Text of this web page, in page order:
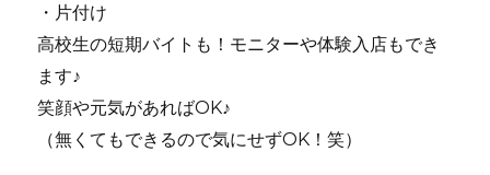
・片付け
高校生の短期バイトも！モニターや体験入店もでき
ます♪
笑顔や元気があればOK♪
（無くてもできるので気にせずOK！笑）